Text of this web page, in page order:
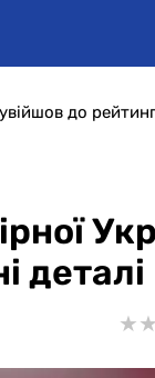
деталі
★★
★★